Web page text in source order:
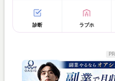
診断 ラブホ
PR